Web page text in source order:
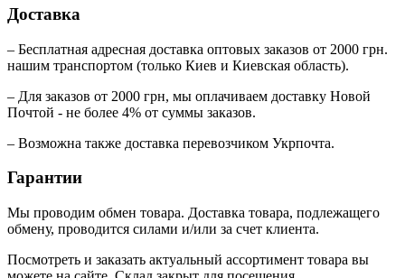
Доставка
– Бесплатная адресная доставка оптовых заказов от 2000 грн.
нашим транспортом (только Киев и Киевская область).
– Для заказов от 2000 грн, мы оплачиваем доставку Новой
Почтой - не более 4% от суммы заказов.
– Возможна также доставка перевозчиком Укрпочта.
Гарантии
Мы проводим обмен товара. Доставка товара, подлежащего
обмену, проводится силами и/или за счет клиента.
Посмотреть и заказать актуальный ассортимент товара вы